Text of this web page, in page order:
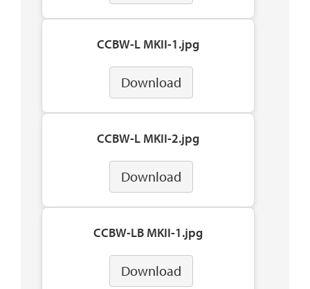
CCBW-L MKII-1.jpg
Download
CCBW-L MKII-2.jpg
Download
CCBW-LB MKII-1.jpg
Download